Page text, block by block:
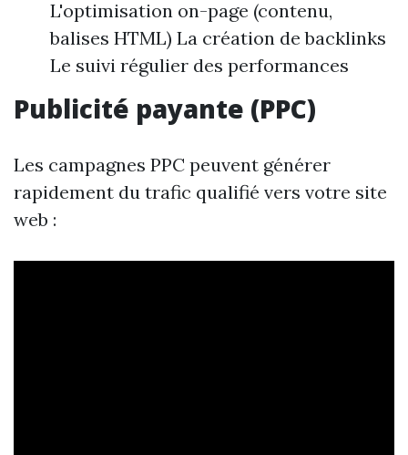
L'optimisation on-page (contenu,
balises HTML) La création de backlinks
Le suivi régulier des performances
Publicité payante (PPC)
Les campagnes PPC peuvent générer
rapidement du trafic qualifié vers votre site
web :